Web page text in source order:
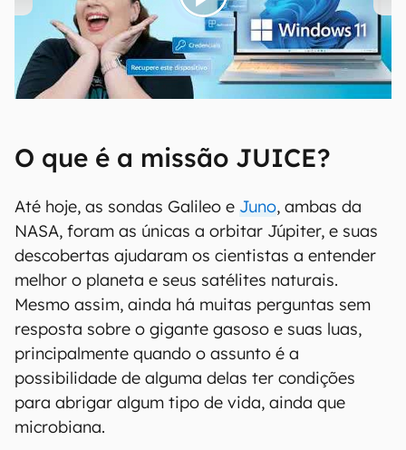
00:00 04:52
O que é a missão JUICE?
Até hoje, as sondas Galileo e Juno, ambas da
NASA, foram as únicas a orbitar Júpiter, e suas
descobertas ajudaram os cientistas a entender
melhor o planeta e seus satélites naturais.
Mesmo assim, ainda há muitas perguntas sem
resposta sobre o gigante gasoso e suas luas,
principalmente quando o assunto é a
possibilidade de alguma delas ter condições
para abrigar algum tipo de vida, ainda que
microbiana.